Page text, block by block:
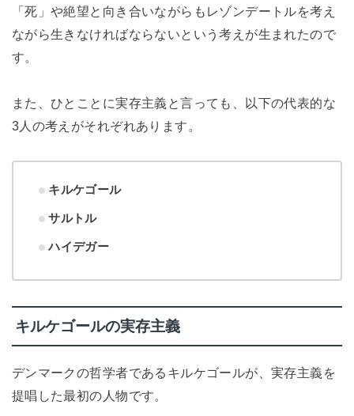
「死」や絶望と向き合いながらもレゾンデートルを考え
ながら生きなければならないという考えが生まれたので
す。
また、ひとことに実存主義と言っても、以下の代表的な
3人の考えがそれぞれあります。
キルケゴール
サルトル
ハイデガー
キルケゴールの実存主義
デンマークの哲学者であるキルケゴールが、実存主義を
提唱した最初の人物です。